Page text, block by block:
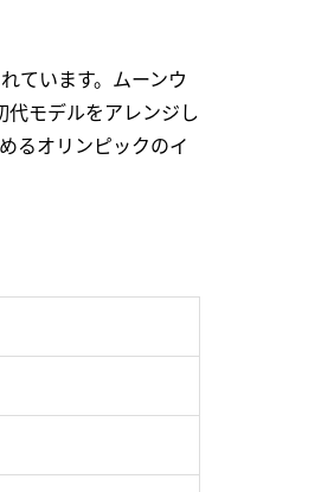
ています。ムーンウ
モデルをアレンジし
るオリンピックのイ